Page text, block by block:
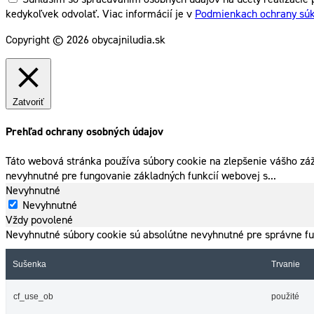
kedykoľvek odvolať. Viac informácií je v Podmienkach ochrany
Copyright © 2026 obycajniludia.sk
Zatvoriť
Prehľad ochrany osobných údajov
Táto webová stránka používa súbory cookie na zlepšenie vášho
nevyhnutné pre fungovanie základných funkcií webovej s...
Nevyhnutné
Nevyhnutné
Vždy povolené
Nevyhnutné súbory cookie sú absolútne nevyhnutné pre
Sušenka Trvanie
cf_use_ob použité